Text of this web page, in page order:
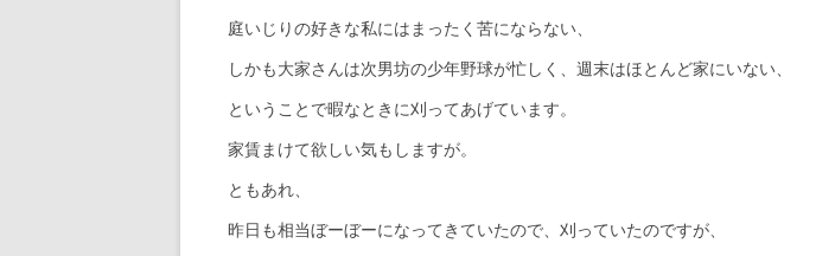
庭いじりの好きな私にはまったく苦にならない、
しかも大家さんは次男坊の少年野球が忙しく、週末はほとんど家にいない、
ということで暇なときに刈ってあげています。
家賃まけて欲しい気もしますが。
ともあれ、
昨日も相当ぼーぼーになってきていたので、刈っていたのですが、